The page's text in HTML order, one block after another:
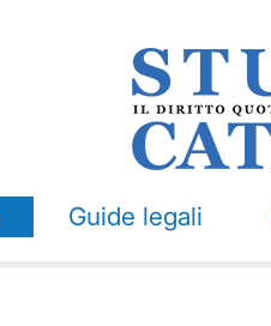
Guide legali